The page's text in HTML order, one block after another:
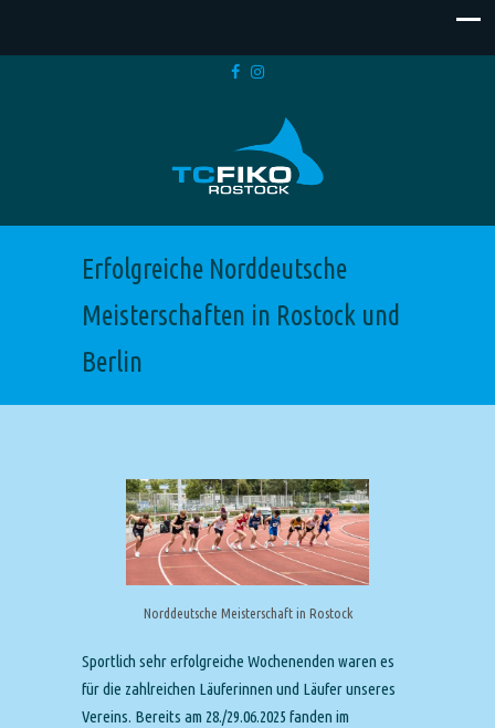
Erfolgreiche Norddeutsche
Meisterschaften in Rostock und
Berlin
Norddeutsche Meisterschaft in Rostock
Sportlich sehr erfolgreiche Wochenenden waren es
für die zahlreichen Läuferinnen und Läufer unseres
Vereins. Bereits am 28./29.06.2025 fanden im